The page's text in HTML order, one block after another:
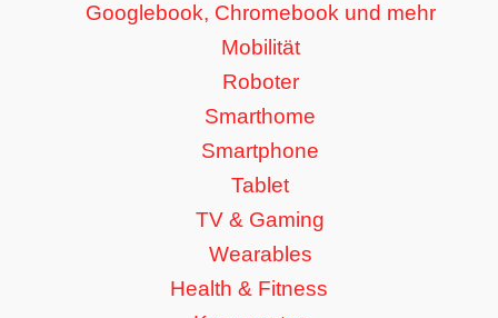
Googlebook, Chromebook und mehr
Mobilität
Roboter
Smarthome
Smartphone
Tablet
TV & Gaming
Wearables
Health & Fitness